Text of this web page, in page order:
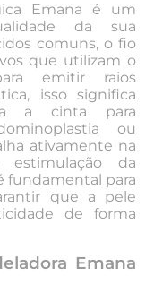
Emana é um
da sua
comuns, o fio
que utilizam o
emitir raios
isso significa
a cinta para
ou
ativamente na
da
fundamental para
que a pele
de forma
Emana